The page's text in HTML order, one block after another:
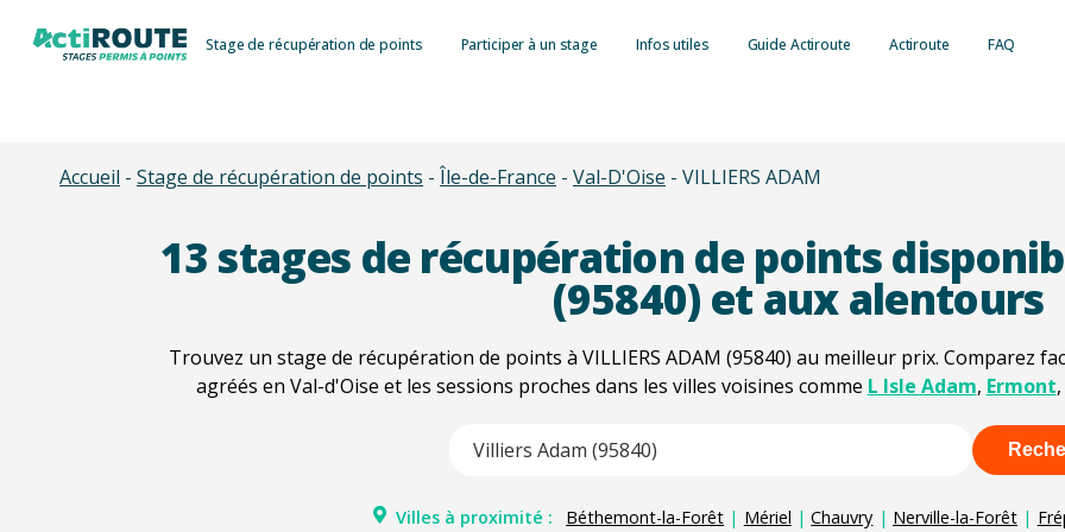
Stage de récupération de points Participer à un stage Infos utiles
Récupération
Suspension du
Invalidation du
Retrait du
Lettre 48SI :
Autres types
Tout savoir sur
Barème des
Contraventions
Délits routiers :
Payer une
Formation
Formation
Formation éco-
Administrative
Guide Actiroute Actiroute FAQ
Accueil - Stage de récupération de points - Île-de-France - Val-D'Oise - VILLIERS ADAM
13 stages de récupération de points
(95840) et aux alentours
Trouvez un stage de récupération de points à VILLIERS ADAM (95840) au meilleur prix. Comparez
agréés en Val-d'Oise et les sessions proches dans les villes voisines comme L Isle Adam, Ermont,
Villes à proximité : Béthemont-la-Forêt | Mériel | Chauvry | Nerville-la-Forêt |